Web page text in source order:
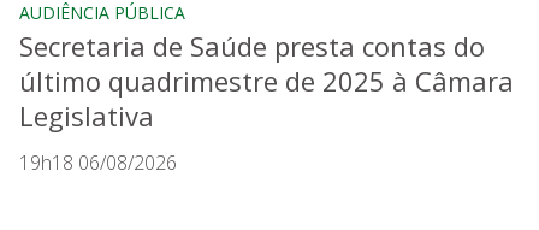
AUDIÊNCIA PÚBLICA
Secretaria de Saúde presta contas do
último quadrimestre de 2025 à Câmara
Legislativa
19h18 06/08/2026